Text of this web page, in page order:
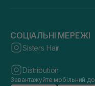
СОЦІАЛЬНІ МЕРЕЖІ
Sisters Hair
Distribution
Завантажуйте мобільний